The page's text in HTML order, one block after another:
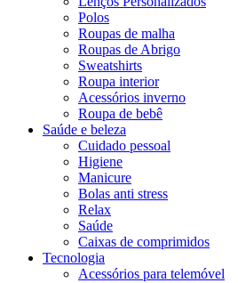
Polos
Roupas de malha
Roupas de Abrigo
Sweatshirts
Roupa interior
Acessórios inverno
Roupa de bebê
Saúde e beleza
Cuidado pessoal
Higiene
Manicure
Bolas anti stress
Relax
Saúde
Caixas de comprimidos
Tecnologia
Acessórios para telemóvel